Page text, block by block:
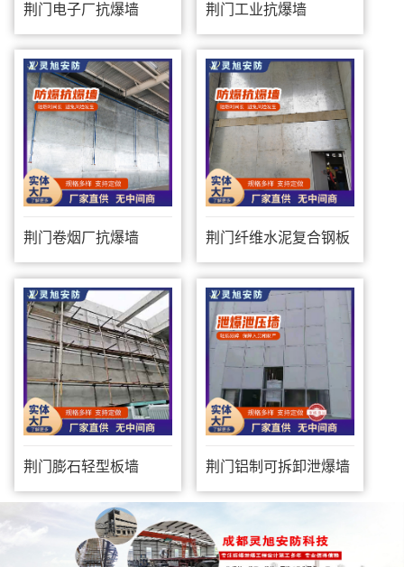
荆门电子厂抗爆墙 荆门工业抗爆墙
荆门卷烟厂抗爆墙 荆门纤维水泥复合钢板
防爆墙
荆门膨石轻型板墙 荆门铝制可拆卸泄爆墙